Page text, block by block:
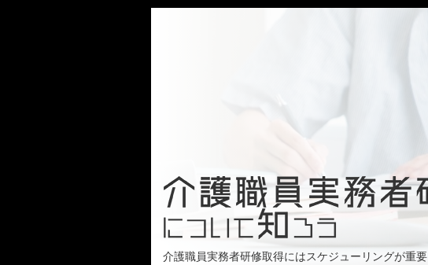
介護職員実務者研修取得にはスケジューリングが重要